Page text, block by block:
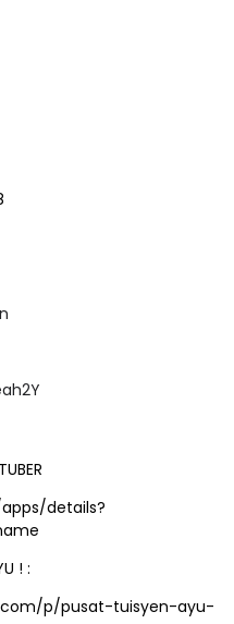
details?
! :
p/pusat-tuisyen-ayu-